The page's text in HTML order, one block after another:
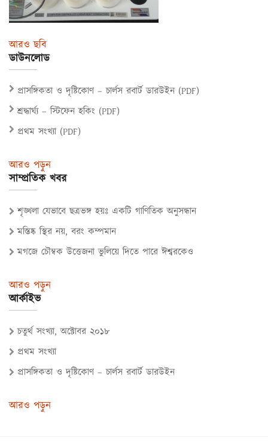
আরও ছবি
ডাউনলোড
প্রাসঙ্গিকতা ও দৃষ্টিকোণ – চার্লস রবার্ট ডারউইন (PDF)
শ্রদ্ধার্ঘ্য – স্টিফেন হকিং (PDF)
প্রথম সংখ্যা (PDF)
আরও পড়ুন
সাম্প্রতিক খবর
শৃঙ্খলা যেভাবে ছত্রভঙ্গ হয়ঃ একটি গাণিতিক অনুসন্ধান
মস্তিষ্ক স্থির নয়, বরং কম্পমান
মগজে চৌম্বক উত্তেজনা ভুলিয়ে দিতে পারে ঈশ্বরকেও
আরও পড়ুন
আর্কাইভ
চতুর্থ সংখ্যা, অক্টোবর ২০১৮
প্রথম সংখ্যা
প্রাসঙ্গিকতা ও দৃষ্টিকোণ – চার্লস রবার্ট ডারউইন
আরও পড়ুন